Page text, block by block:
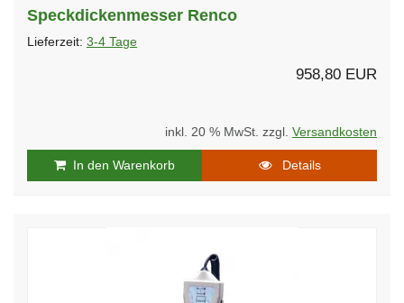
Speckdickenmesser Renco
Lieferzeit: 3-4 Tage
958,80 EUR
inkl. 20 % MwSt. zzgl. Versandkosten
In den Warenkorb Details